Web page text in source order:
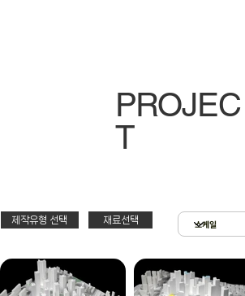
제작유형 선택 재료선택
스치로폴 & 우드락
제작유형선택
PT
PROJEC
T